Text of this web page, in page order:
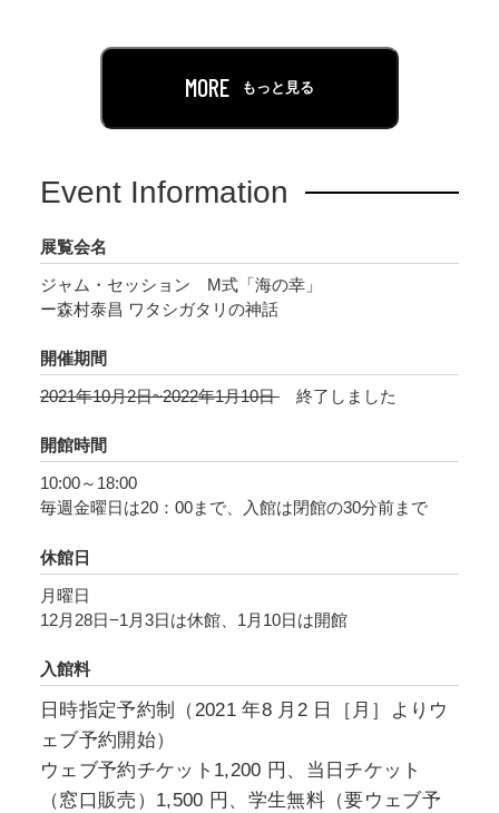
して以降、今日に至るまで、古今東西の絵画や
写真に表された人物に変装し、独自の解釈を加
にインスピレーションを得た作品を制作するな
想いを寄せていました。このたび、改めて《海
の幸》と本格的に向き合い、当作品が制作され
た明治期以降の日本の文化、政治、思想などの
変遷史を“森村式”、略して“Ｍ式”「海の幸」とし
て形象化し、青木への熱い想いを新たなる作品
シリーズへと昇華させます。 この展覧会は、当
財団コレクションより青木作品約10点と、森村
作品約60点で構成されます。うち50点以上は、
この展覧会のために制作された森村による新作
覧いただきます。
MORE もっと見る
Event Information
展覧会名
ジャム・セッション M式「海の幸」
ー森村泰昌 ワタシガタリの神話
開催期間
2021年10月2日~2022年1月10日
終了しました
開館時間
10:00～18:00
毎週金曜日は20：00まで、入館は閉館の30分前まで
休館日
月曜日
12月28日−1月3日は休館、1月10日は開館
入館料
日時指定予約制（2021 年8 月2 日［月］よりウ
ェブ予約開始）
ウェブ予約チケット1,200 円、当日チケット
（窓口販売）1,500 円、学生無料（要ウェブ予